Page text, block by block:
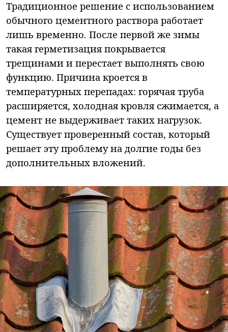
Традиционное решение с использованием
обычного цементного раствора работает
лишь временно. После первой же зимы
такая герметизация покрывается
трещинами и перестает выполнять свою
функцию. Причина кроется в
температурных перепадах: горячая труба
расширяется, холодная кровля сжимается, а
цемент не выдерживает таких нагрузок.
Существует проверенный состав, который
решает эту проблему на долгие годы без
дополнительных вложений.